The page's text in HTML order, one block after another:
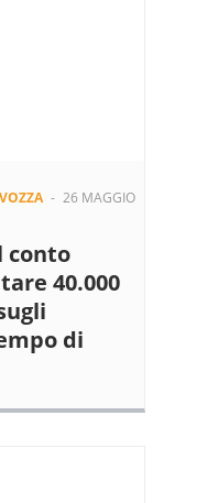
- 26 MAGGIO
conto
40.000
di